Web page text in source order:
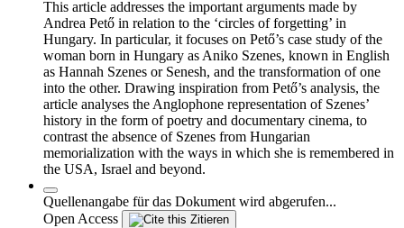
This article addresses the important arguments made by
Andrea Pető in relation to the ‘circles of forgetting’ in
Hungary. In particular, it focuses on Pető’s case study of the
woman born in Hungary as Aniko Szenes, known in English
as Hannah Szenes or Senesh, and the transformation of one
into the other. Drawing inspiration from Pető’s analysis, the
article analyses the Anglophone representation of Szenes’
history in the form of poetry and documentary cinema, to
contrast the absence of Szenes from Hungarian
memorialization with the ways in which she is remembered in
the USA, Israel and beyond.
Quellenangabe für das Dokument wird abgerufen...
Open Access
Zitieren